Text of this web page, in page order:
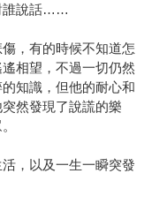
誰說話……
，有的時候不知道怎
相望，不過一切仍然
知識，但他的耐心和
然發現了說謊的樂
，以及一生一瞬突發